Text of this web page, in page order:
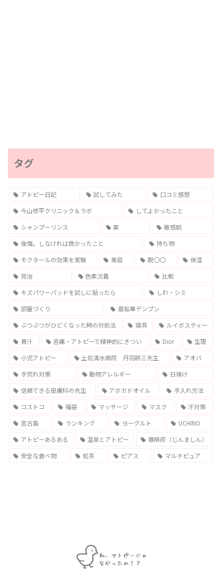
タグ
アトピー日記 試してみた
口コミ感想
今山修平クリニック＆ラボ
してよかったこと
シャンプーリンス
薬
敏感肌
後悔。しなければ良かったこと
持ち物
モクタールの効果を実験
美容 脱〇〇
保湿
完治
色素沈着
比較
キズパワーパッドを試しに貼ったら
しわ・シミ
部屋づくり
亜鉛華デンプン
ぶつぶつがひどくなった時の対処法
寝具
ルイボスティー
青汁
苦痛・アトピーで精神的にきつい Dior
生理
小児アトピー
土佐清水病院 丹羽耕三先生
アオバ
手荒れ対策
動物アレルギー
日焼け
信頼できる皮膚科の先生
アボガドオイル
手入れ方法
コストコ
福袋 マッサージ マスク
汗対策
宮古島
ランキング ヨーグルト
UCHINO
アトピーあるある
温泉とアトピー
蕁麻疹（じんましん）
安全な食べ物
紅茶 ピアス マルチピュア